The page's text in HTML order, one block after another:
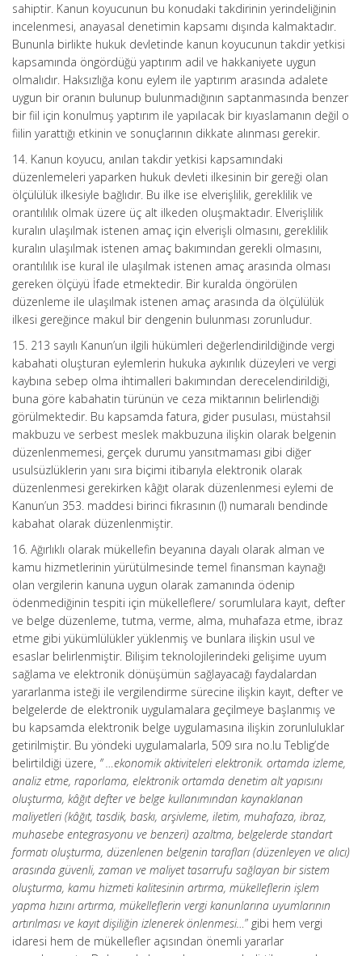
sahiptir. Kanun koyucunun bu konudaki takdirinin yerindeliğinin
incelenmesi, anayasal denetimin kapsamı dışında kalmaktadır.
Bununla birlikte hukuk devletinde kanun koyucunun takdir yetkisi
kapsamında öngördüğü yaptırım adil ve hakkaniyete uygun
olmalıdır. Haksızlığa konu eylem ile yaptırım arasında adalete
uygun bir oranın bulunup bulunmadığının saptanmasında benzer
bir fiil için konulmuş yaptırım ile yapılacak bir kıyaslamanın değil o
fiilin yarattığı etkinin ve sonuçlarının dikkate alınması gerekir.
14. Kanun koyucu, anılan takdir yetkisi kapsamındaki
düzenlemeleri yaparken hukuk devleti ilkesinin bir gereği olan
ölçülülük ilkesiyle bağlıdır. Bu ilke ise elverişlilik, gereklilik ve
orantılılık olmak üzere üç alt ilkeden oluşmaktadır. Elverişlilik
kuralın ulaşılmak istenen amaç için elverişli olmasını, gereklilik
kuralın ulaşılmak istenen amaç bakımından gerekli olmasını,
orantılılık ise kural ile ulaşılmak istenen amaç arasında olması
gereken ölçüyü İfade etmektedir. Bir kuralda öngörülen
düzenleme ile ulaşılmak istenen amaç arasında da ölçülülük
ilkesi gereğince makul bir dengenin bulunması zorunludur.
15. 213 sayılı Kanun’un ilgili hükümleri değerlendirildiğinde vergi
kabahati oluşturan eylemlerin hukuka aykırılık düzeyleri ve vergi
kaybına sebep olma ihtimalleri bakımından derecelendirildiği,
buna göre kabahatin türünün ve ceza miktarının belirlendiği
görülmektedir. Bu kapsamda fatura, gider pusulası, müstahsil
makbuzu ve serbest meslek makbuzuna ilişkin olarak belgenin
düzenlenmemesi, gerçek durumu yansıtmaması gibi diğer
usulsüzlüklerin yanı sıra biçimi itibarıyla elektronik olarak
düzenlenmesi gerekirken kâğıt olarak düzenlenmesi eylemi de
Kanun’un 353. maddesi birinci fıkrasının (l) numaralı bendinde
kabahat olarak düzenlenmiştir.
16. Ağırlıklı olarak mükellefin beyanına dayalı olarak alman ve
kamu hizmetlerinin yürütülmesinde temel finansman kaynağı
olan vergilerin kanuna uygun olarak zamanında ödenip
ödenmediğinin tespiti için mükelleflere/ sorumlulara kayıt, defter
ve belge düzenleme, tutma, verme, alma, muhafaza etme, ibraz
etme gibi yükümlülükler yüklenmiş ve bunlara ilişkin usul ve
esaslar belirlenmiştir. Bilişim teknolojilerindeki gelişime uyum
sağlama ve elektronik dönüşümün sağlayacağı faydalardan
yararlanma isteği ile vergilendirme sürecine ilişkin kayıt, defter ve
belgelerde de elektronik uygulamalara geçilmeye başlanmış ve
bu kapsamda elektronik belge uygulamasına ilişkin zorunluluklar
getirilmiştir. Bu yöndeki uygulamalarla, 509 sıra no.lu Teblig’de
belirtildiği üzere, ” …ekonomik aktiviteleri elektronik. ortamda izleme,
analiz etme, raporlama, elektronik ortamda denetim alt yapısını
oluşturma, kâğıt defter ve belge kullanımından kaynaklanan
maliyetleri (kâğıt, tasdik, baskı, arşivleme, iletim, muhafaza, ibraz,
muhasebe entegrasyonu ve benzeri) azaltma, belgelerde standart
formatı oluşturma, düzenlenen belgenin tarafları (düzenleyen ve alıcı)
arasında güvenli, zaman ve maliyet tasarrufu sağlayan bir sistem
oluşturma, kamu hizmeti kalitesinin artırma, mükelleflerin işlem
yapma hızını artırma, mükelleflerin vergi kanunlarına uyumlarının
artırılması ve kayıt dişiliğin izlenerek önlenmesi…” gibi hem vergi
idaresi hem de mükellefler açısından önemli yararlar